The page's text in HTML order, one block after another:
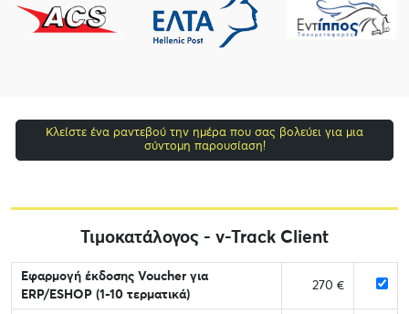
Κλείστε ένα ραντεβού την ημέρα που σας βολεύει για μια
σύντομη παρουσίαση!
Τιμοκατάλογος - v-Track Client
Εφαρμογή έκδοσης Voucher για
ERP/ESHOP (1-10 τερματικά)
270 €